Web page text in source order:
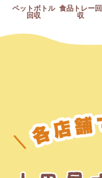
ペットボトル
回収
食品トレー回
収